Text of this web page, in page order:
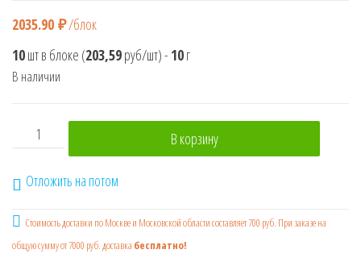
2035.90 ₽/блок
10шт в блоке (203,59руб/шт)- 10г
В наличии
Количество товара ГОТОВИМ С БУБОЙ SWEET BOX
В корзину
Отложить на потом
Стоимость доставки по Москве и Московской области составляет 700 руб. При заказе на
общую сумму от 7000 руб. доставка бесплатно!